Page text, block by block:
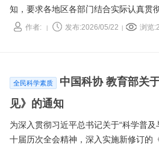
知，要求各地区各部门结合实际认真贯
作者: 发布:2026/05/22 浏览
全民科学素质
中国科协 教育部关
见》的通知
为深入贯彻习近平总书记关于“科学普
十届历次全会精神，深入实施新修订的